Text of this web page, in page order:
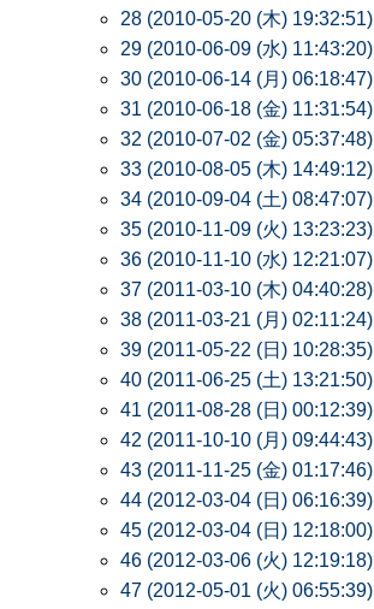
28 (2010-05-20 (木) 19:32:51)
29 (2010-06-09 (水) 11:43:20)
30 (2010-06-14 (月) 06:18:47)
31 (2010-06-18 (金) 11:31:54)
32 (2010-07-02 (金) 05:37:48)
33 (2010-08-05 (木) 14:49:12)
34 (2010-09-04 (土) 08:47:07)
35 (2010-11-09 (火) 13:23:23)
36 (2010-11-10 (水) 12:21:07)
37 (2011-03-10 (木) 04:40:28)
38 (2011-03-21 (月) 02:11:24)
39 (2011-05-22 (日) 10:28:35)
40 (2011-06-25 (土) 13:21:50)
41 (2011-08-28 (日) 00:12:39)
42 (2011-10-10 (月) 09:44:43)
43 (2011-11-25 (金) 01:17:46)
44 (2012-03-04 (日) 06:16:39)
45 (2012-03-04 (日) 12:18:00)
46 (2012-03-06 (火) 12:19:18)
47 (2012-05-01 (火) 06:55:39)